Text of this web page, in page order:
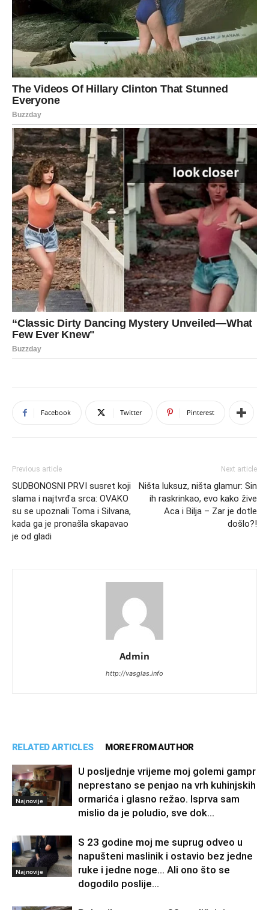
Facebook Twitter Pinterest
Previous article
SUDBONOSNI PRVI susret koji
slama i najtvrđa srca: OVAKO
su se upoznali Toma i Silvana,
kada ga je pronašla skapavao
je od gladi
Next article
Ništa luksuz, ništa glamur: Sin
ih raskrinkao, evo kako žive
Aca i Bilja – Zar je dotle
došlo?!
Admin
http://vasglas.info
RELATED ARTICLES MORE FROM AUTHOR
Najnovije
U posljednje vrijeme moj golemi gampr
neprestano se penjao na vrh kuhinjskih
ormarića i glasno režao. Isprva sam
mislio da je poludio, sve dok...
Najnovije
S 23 godine moj me suprug odveo u
napušteni maslinik i ostavio bez jedne
ruke i jedne noge… Ali ono što se
dogodilo poslije...